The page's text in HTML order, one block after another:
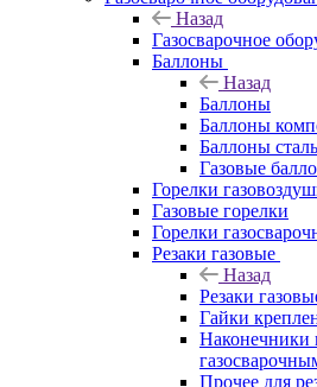
Назад
Газосварочное
Баллоны
Назад
Баллоны
Баллоны
Баллоны
Газовые
Горелки
Газовые горелки
Горелки
Резаки газовые
Назад
Резаки
Гайки
Наконечники
Прочее для